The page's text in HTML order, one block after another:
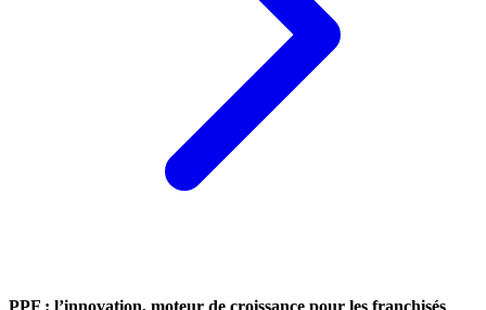
PPF : l’innovation, moteur de croissance pour les franchisés